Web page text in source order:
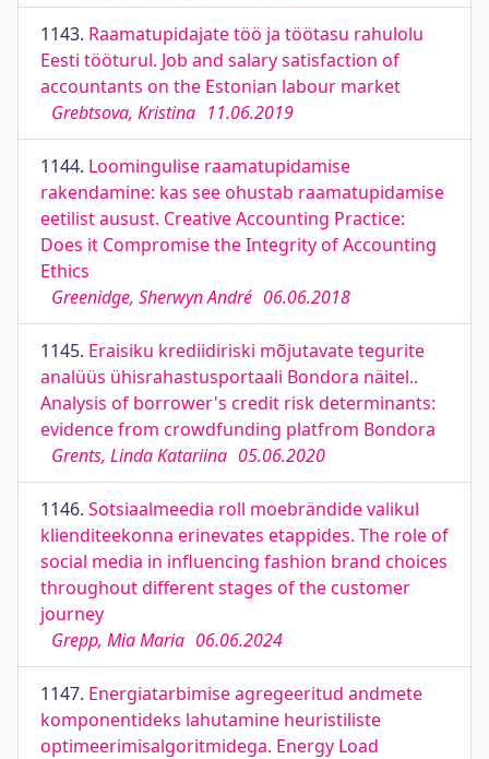
1143. Raamatupidajate töö ja töötasu rahulolu
Eesti tööturul. Job and salary satisfaction of
accountants on the Estonian labour market
Grebtsova, Kristina 11.06.2019
1144. Loomingulise raamatupidamise
rakendamine: kas see ohustab raamatupidamise
eetilist ausust. Creative Accounting Practice:
Does it Compromise the Integrity of Accounting
Ethics
Greenidge, Sherwyn André 06.06.2018
1145. Eraisiku krediidiriski mõjutavate tegurite
analüüs ühisrahastusportaali Bondora näitel..
Analysis of borrower's credit risk determinants:
evidence from crowdfunding platfrom Bondora
Grents, Linda Katariina 05.06.2020
1146. Sotsiaalmeedia roll moebrändide valikul
klienditeekonna erinevates etappides. The role of
social media in influencing fashion brand choices
throughout different stages of the customer
journey
Grepp, Mia Maria 06.06.2024
1147. Energiatarbimise agregeeritud andmete
komponentideks lahutamine heuristiliste
optimeerimisalgoritmidega. Energy Load